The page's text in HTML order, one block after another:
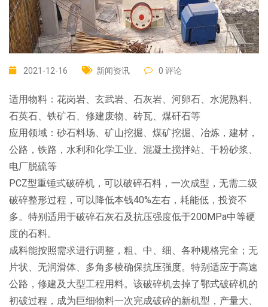
2021-12-16 新闻资讯 0 评论
适用物料：花岗岩、玄武岩、石灰岩、河卵石、水泥熟料、
石英石、铁矿石、修建废物、砖瓦、煤矸石等
应用领域：砂石料场、矿山挖掘、煤矿挖掘、冶炼，建材，
公路，铁路，水利和化学工业、混凝土搅拌站、干粉砂浆、
电厂脱硫等
PCZ型重锤式破碎机，可以破碎石料，一次成型，无需二级
破碎整形过程，可以降低本钱40%左右，耗能低，投资不
多。特别适用于破碎石灰石及抗压强度低于200MPa中等硬
度的石料。
成料能按照需求进行调整，粗、中、细、各种规格完全；无
片状、无润滑体、多角多棱确保抗压强度。特别适应于高速
公路，修建及大型工程用料。该破碎机去掉了鄂式破碎机的
初破过程，成为巨细物料一次完成破碎的新机型，产量大、